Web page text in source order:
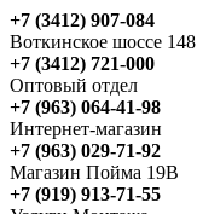
+7 (3412) 907-084
Воткинское шоссе 148
+7 (3412) 721-000
Оптовый отдел
+7 (963) 064-41-98
Интернет-магазин
+7 (963) 029-71-92
Магазин Пойма 19В
+7 (919) 913-71-55